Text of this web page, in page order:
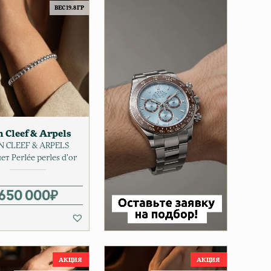
цена составляла 1 400 000₽.
000₽.
ВЕС 19.8 ГР
Cleef & Arpels
CLEEF & ARPELS
Perlée perles d’or
000₽